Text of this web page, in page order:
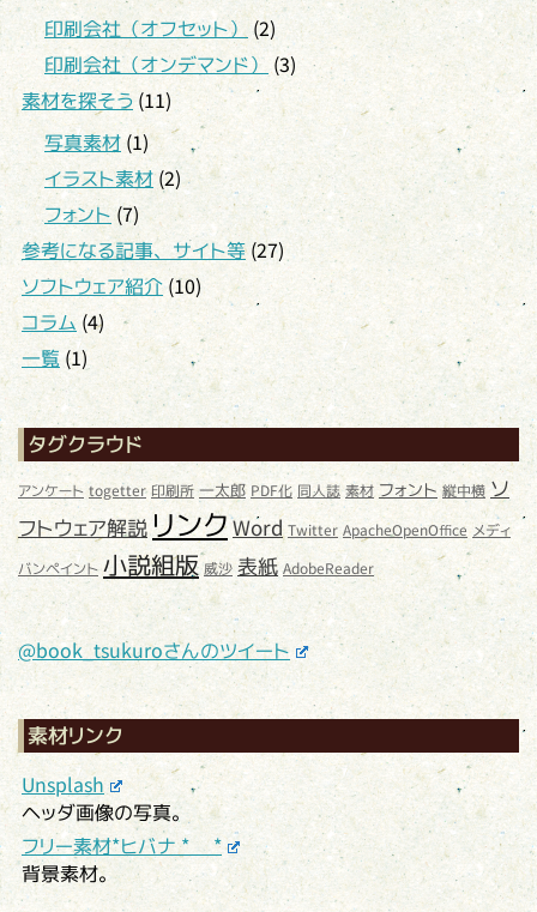
印刷会社（オフセット） (2)
印刷会社（オンデマンド） (3)
素材を探そう (11)
写真素材(1)
イラスト素材(2)
フォント(7)
参考になる記事、サイト等(27)
ソフトウェア紹介(10)
コラム (4)
一覧 (1)
タグクラウド
アンケート togetter 印刷所 一太郎 PDF化 同人誌 素材 フォント 縦中横 ソ
フトウェア解説 リンク Word Twitter ApacheOpenOffice メディ
バンペイント 小説組版 威沙 表紙 AdobeReader
@book_tsukuroさんのツイート
素材リンク
Unsplash
ヘッダ画像の写真。
フリー素材*ヒバナ * *
背景素材。